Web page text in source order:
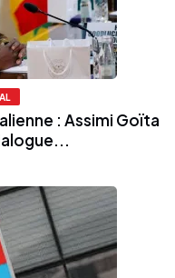
: Assimi Goïta